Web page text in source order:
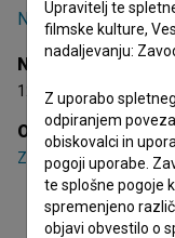
Najsrečnejši dan
Nagrade
12 nagrad in 3
Organizacije
ZFS - Združenje
Upravitelj te
filmske kulture,
nadaljevanju:
Z uporabo
odpiranjem
obiskovalci in
pogoji uporabe.
te splošne pogoje
spremenjeno
objavi obvestilo o